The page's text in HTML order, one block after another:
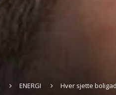
ENERGI Hver sjette